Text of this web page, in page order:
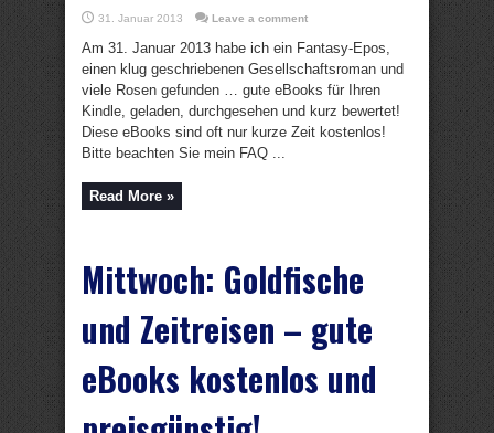
31. Januar 2013 Leave a comment
Am 31. Januar 2013 habe ich ein Fantasy-Epos,
einen klug geschriebenen Gesellschaftsroman und
viele Rosen gefunden … gute eBooks für Ihren
Kindle, geladen, durchgesehen und kurz bewertet!
Diese eBooks sind oft nur kurze Zeit kostenlos!
Bitte beachten Sie mein FAQ ...
Read More »
Mittwoch: Goldfische
und Zeitreisen – gute
eBooks kostenlos und